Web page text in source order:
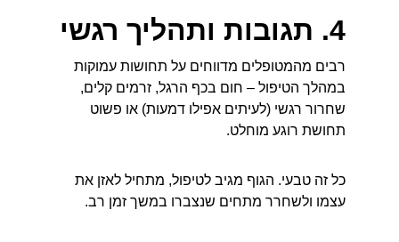
4. תגובות ותהליך רגשי
רבים מהמטופלים מדווחים על תחושות עמוקות
במהלך הטיפול – חום בכף הרגל, זרמים קלים,
שחרור רגשי (לעיתים אפילו דמעות) או פשוט
תחושת רוגע מוחלט.
כל זה טבעי. הגוף מגיב לטיפול, מתחיל לאזן את
עצמו ולשחרר מתחים שנצברו במשך זמן רב.